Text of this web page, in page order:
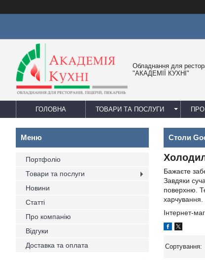
Обладнання для
"АКАДЕМІЇ КУХНІ"
ГОЛОВНА ТОВАРИ ТА ПОСЛУГИ
Столи
Бажаєте
Завдяки
поверхню.
харчування.
Інтернет-
Портфоліо
Товари та послуги
Новини
Статті
Про компанію
Відгуки
Доставка та оплата